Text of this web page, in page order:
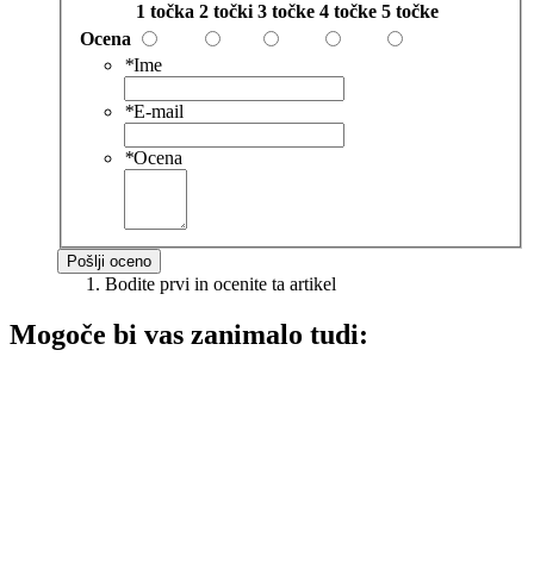
1 točka 2 točki 3 točke 4 točke 5 točke
Ocena
*Ime
*E-mail
*Ocena
Pošlji oceno
Bodite prvi in ocenite ta artikel
Mogoče bi vas zanimalo tudi: